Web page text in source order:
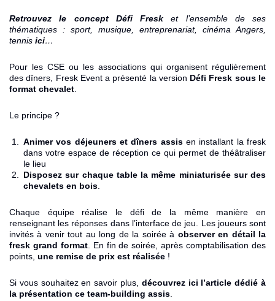
Retrouvez le concept Défi Fresk et l’ensemble de ses
thématiques : sport, musique, entreprenariat, cinéma Angers,
tennis ici…
Pour les CSE ou les associations qui organisent régulièrement
des dîners, Fresk Eventa présenté la version Défi Fresk sous le
format chevalet
Le principe ?
Animer vos déjeuners et dîners assisen installant la fresk
dans votre espace de réception ce qui permet de théâtraliser
le lieu
Disposez sur chaque table la même miniaturisée sur des
chevalets en bois
Chaque équipe réalise le défi de la même manière en
renseignant les réponses dans l’interface de jeu. Les joueurs sont
invités à venir tout au long de la soirée à observer en détail la
fresk grand format. En fin de soirée, après comptabilisation des
points, une remise de prix est réalisée !
Si vous souhaitez en savoir plus, découvrez ici l’article dédié à
la présentation ce team-building assis